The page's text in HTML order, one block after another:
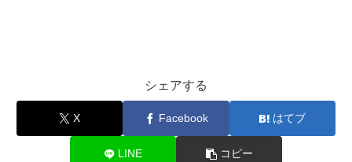
シェアする
X Facebook はてブ
LINE コピー